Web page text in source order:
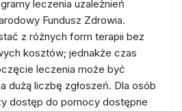
leczenia uzależnień
Fundusz Zdrowia.
z różnych form terapii bez
kosztów; jednakże czas
leczenia może być
dużą liczbę zgłoszeń. Dla osób
dostęp do pomocy dostępne